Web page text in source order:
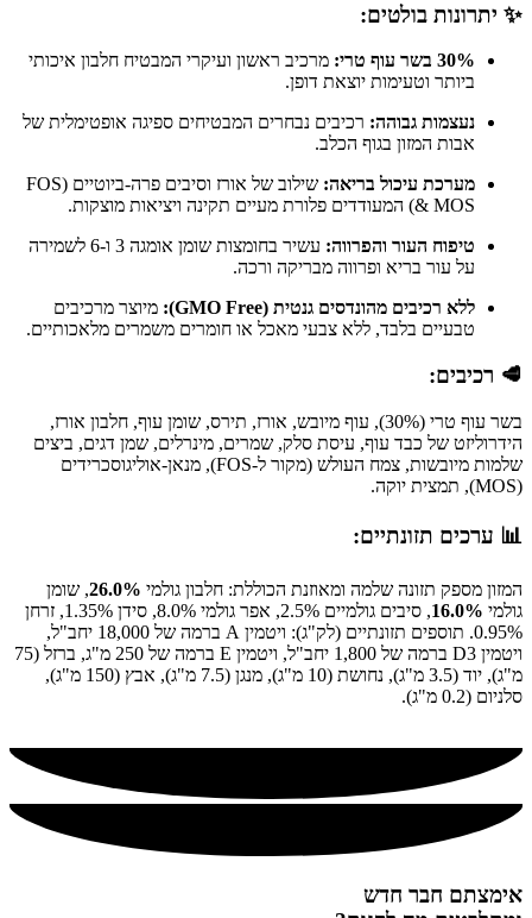
✨ יתרונות בולטים:
30% בשר עוף טרי:
מרכיב ראשון ועיקרי המבטיח חלבון איכותי
ביותר וטעימות יוצאת דופן.
נעצמות גבוהה: רכיבים נבחרים המבטיחים ספיגה אופטימלית של
אבות המזון בגוף הכלב.
מערכת עיכול בריאה:
שילוב של אורז וסיבים פרה-ביוטיים (FOS
& MOS) המעודדים פלורת מעיים תקינה ויציאות מוצקות.
טיפוח העור והפרווה:
עשיר בחומצות שומן אומגה 3 ו-6 לשמירה
על עור בריא ופרווה מבריקה ורכה.
ללא רכיבים מהונדסים גנטית (GMO Free):
מיוצר מרכיבים
טבעיים בלבד, ללא צבעי מאכל או חומרים משמרים מלאכותיים.
🥩 רכיבים:
בשר עוף טרי (30%), עוף מיובש, אורז, תירס, שומן עוף, חלבון אורז,
הידרוליזט של כבד עוף, עיסת סלק, שמרים, מינרלים, שמן דגים, ביצים
שלמות מיובשות, צמח העולש (מקור ל-FOS), מנאן-אוליגוסכרידים
(MOS), תמצית יוקה.
📊 ערכים תזונתיים:
המזון מספק תזונה שלמה ומאוזנת הכוללת: חלבון גולמי 26.0%, שומן
גולמי 16.0%
, סיבים גולמיים 2.5%, אפר גולמי 8.0%, סידן 1.35%, זרחן
0.95%. תוספים תזונתיים (לק"ג): ויטמין A ברמה של 18,000 יחב"ל,
ויטמין D3 ברמה של 1,800 יחב"ל, ויטמין E ברמה של 250 מ"ג, ברזל (75
מ"ג), יוד (3.5 מ"ג), נחושת (10 מ"ג), מנגן (7.5 מ"ג), אבץ (150 מ"ג),
סלניום (0.2 מ"ג).
אימצתם חבר חדש